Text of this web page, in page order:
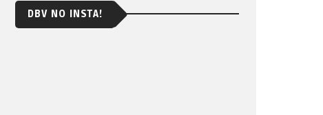
DBV NO INSTA!